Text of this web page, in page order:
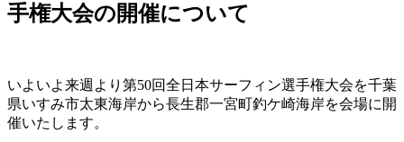
手権大会の開催について
いよいよ来週より第50回全日本サーフィン選手権大会を千葉
県いすみ市太東海岸から長生郡一宮町釣ケ崎海岸を会場に開
催いたします。